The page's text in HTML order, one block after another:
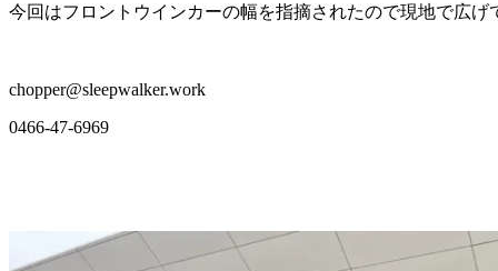
今回はフロントウインカーの幅を指摘されたので現地で広げ
chopper@sleepwalker.work
0466-47-6969